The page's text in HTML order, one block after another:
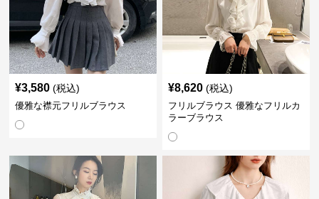
¥3,580 (税込)
優雅な襟元フリルブラウス
¥8,620 (税込)
フリルブラウス 優雅なフリルカ
ラーブラウス